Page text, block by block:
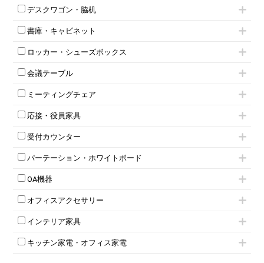
役員チェア
オフィスチェアその他
フリーアドレスデスク（ベンチデスク）
昇降デスク
両袖机
デスクワゴン・脇机
インワゴン2段
インワゴン3段
脇机
書庫・キャビネット
ハイキャビネット
ローキャビネット
両開きキャビネット
上下連結キャビネット
軽量ラック（スチールラック）
収納家具その他
両開書庫
ラテラル書庫
ロッカー・シューズボックス
1人用ロッカー
2人用ロッカー
3人用ロッカー
5人用ロッカー
8人用ロッカー
多人数ロッカー
ダイヤル錠ロッカー
ダイヤル錠ロッカー
ワードローブ・クローゼット
会議テーブル
スタッキングテーブル
ネスティングテーブル
カウンターテーブル
T字脚テーブル
会議テーブルW1200～
会議テーブルW1800～
平行スタックテーブル
会議テーブルその他
ミーティングチェア
キャスター付きミーティングチェア
スタッキングミーティングチェア
テーブル付きミーティングチェア
折りたたみミーティングチェア
ハイチェア
ミーティングチェアその他
応接・役員家具
応接セット
応接ソファ
応接チェア
応接・役員家具その他
受付カウンター
ローカウンター
ラウンジカウンター
パーテーション・ホワイトボード
パーテーション
自立タイプパーテーション
パーテーションその他
壁掛けホワイトボード
ホワイトボードその他
OA機器
電話機（ビジネスフォン）
シュレッダー
スクリーン
オフィスアクセサリー
チェア用台車
演台・講演台・演説台
防音パネル
インテリア家具
モールドチェア
ダイニングチェア
キッチン家電・オフィス家電